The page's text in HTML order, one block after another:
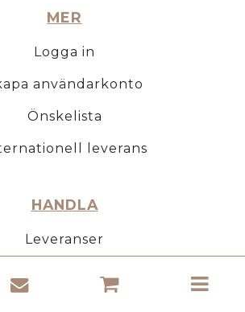
MER
Logga in
användarkonto
Önskelista
leverans
HANDLA
Leveranser